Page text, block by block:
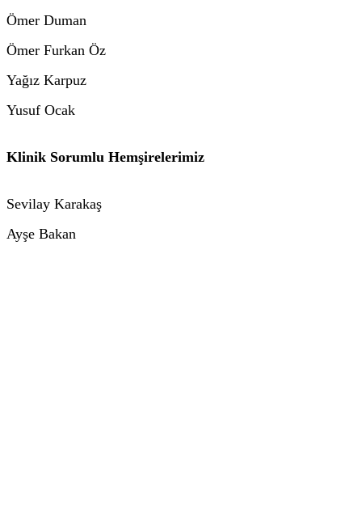
Ömer Duman
Ömer Furkan Öz
Yağız Karpuz
Yusuf Ocak
Klinik Sorumlu Hemşirelerimiz
Sevilay Karakaş
Ayşe Bakan